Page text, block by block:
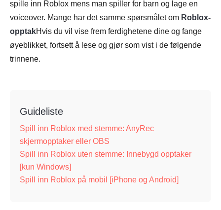
spille inn Roblox mens man spiller for barn og lage en
voiceover. Mange har det samme spørsmålet om Roblox-
opptakHvis du vil vise frem ferdighetene dine og fange
øyeblikket, fortsett å lese og gjør som vist i de følgende
trinnene.
Guideliste
Spill inn Roblox med stemme: AnyRec
skjermopptaker eller OBS
Spill inn Roblox uten stemme: Innebygd opptaker
[kun Windows]
Spill inn Roblox på mobil [iPhone og Android]